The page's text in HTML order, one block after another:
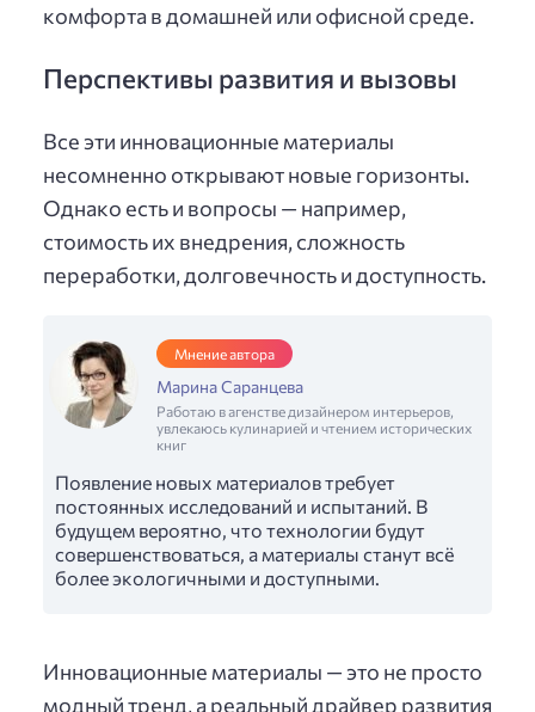
комфорта в домашней или офисной среде.
Перспективы развития и вызовы
Все эти инновационные материалы
несомненно открывают новые горизонты.
Однако есть и вопросы — например,
стоимость их внедрения, сложность
переработки, долговечность и доступность.
Мнение автора
Марина Саранцева
Работаю в агенстве дизайнером интерьеров,
увлекаюсь кулинарией и чтением исторических
книг
Появление новых материалов требует
постоянных исследований и испытаний. В
будущем вероятно, что технологии будут
совершенствоваться, а материалы станут всё
более экологичными и доступными.
Инновационные материалы — это не просто
модный тренд, а реальный драйвер развития